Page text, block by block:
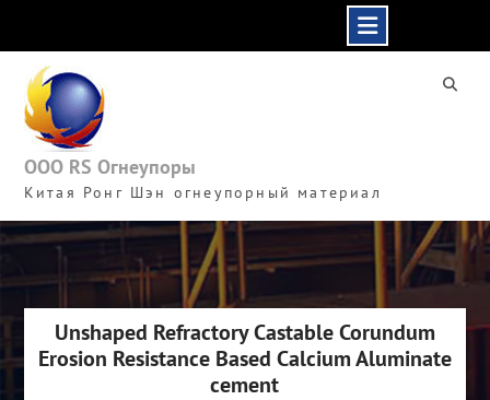
content
ООО RS Огнеупоры
Китая Ронг Шэн огнеупорный материал
Unshaped Refractory Castable Corundum
Erosion Resistance Based Calcium Aluminate
cement